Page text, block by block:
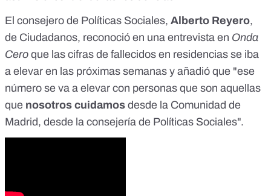
El consejero de Políticas Sociales, Alberto Reyero,
de Ciudadanos, reconoció en una entrevista en Onda
Cero que las cifras de fallecidos en residencias se iba
a elevar en las próximas semanas y añadió que "ese
número se va a elevar con personas que son aquellas
que nosotros cuidamos desde la Comunidad de
Madrid, desde la consejería de Políticas Sociales".